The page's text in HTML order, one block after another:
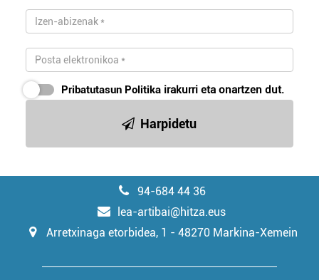
Pribatutasun Politika irakurri eta onartzen dut.
Harpidetu
94-684 44 36
lea-artibai@hitza.eus
Arretxinaga etorbidea, 1 - 48270 Markina-Xemein